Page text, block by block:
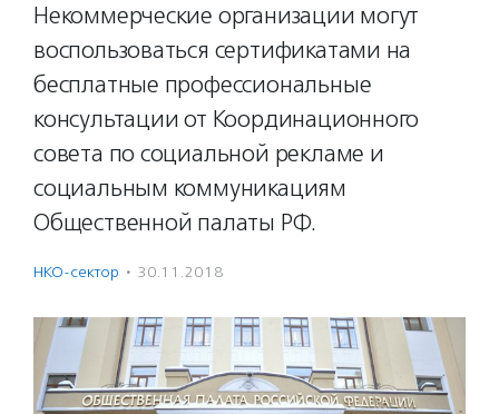
Некоммерческие организации могут
воспользоваться сертификатами на
бесплатные профессиональные
консультации от Координационного
совета по социальной рекламе и
социальным коммуникациям
Общественной палаты РФ.
НКО-сектор · 30.11.2018